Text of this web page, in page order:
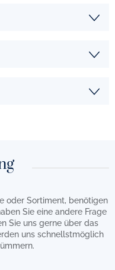
oder Sortiment, benötigen
Sie eine andere Frage
Sie uns gerne über das
uns schnellstmöglich